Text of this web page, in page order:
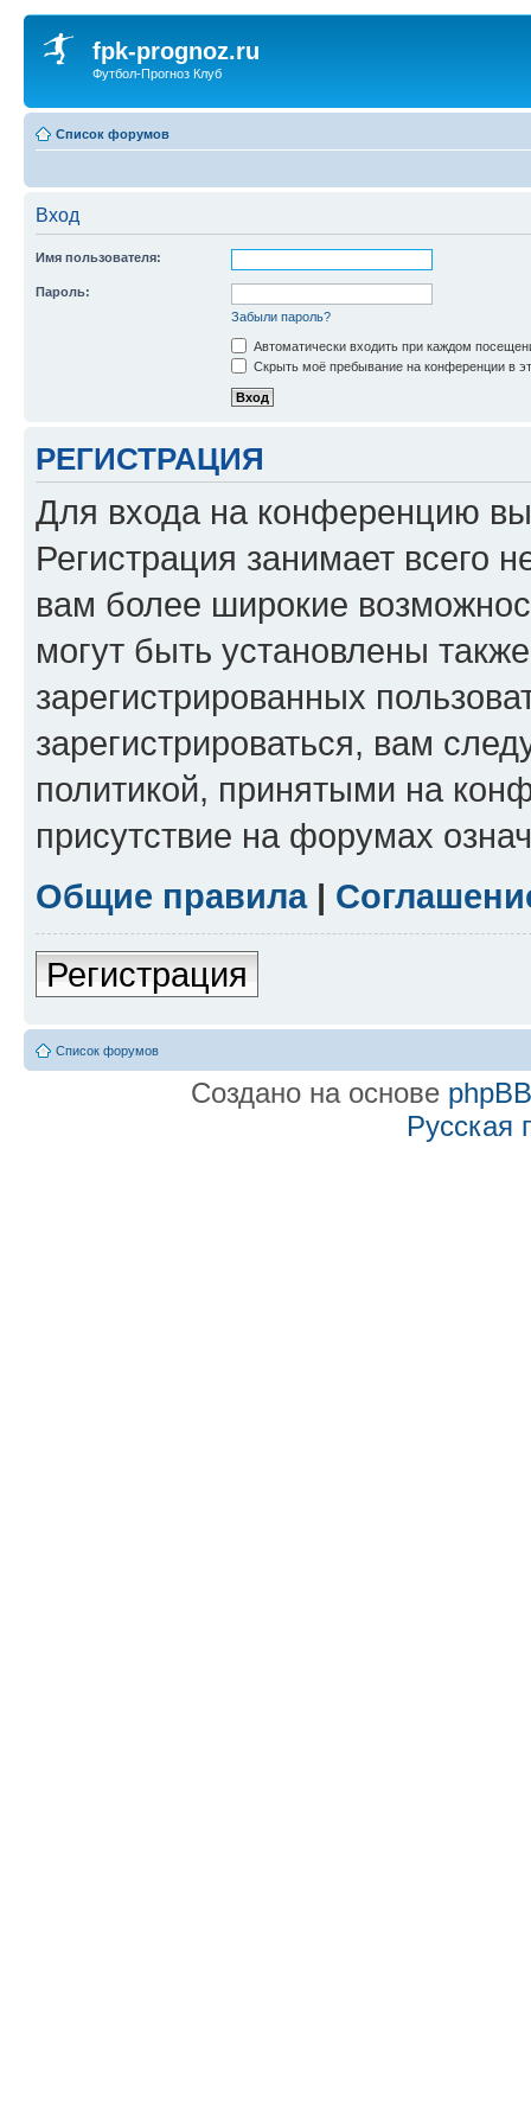
fpk-prognoz.ru
Футбол-Прогноз Клуб
Список форумов
Вход
Имя пользователя:
Пароль:
Забыли пароль?
Автоматически входить при каждом
Скрыть моё пребывание на конференции в
РЕГИСТРАЦИЯ
Для входа на конференцию
Регистрация занимает всего
вам более широкие
могут быть установлены
зарегистрированных
зарегистрироваться, вам
политикой, принятыми на
присутствие на форумах
Общие правила|
Регистрация
Список форумов
Создано на основе phpBB
Русская